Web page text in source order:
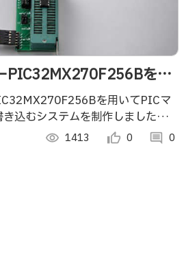
を用
書き込むー
を用いてPICマ
込むシステムを制作しましたので
visibility 1413 thumb_up_alt 0 comment 0